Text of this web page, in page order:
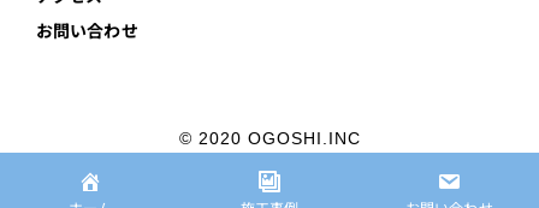
お問い合わせ
© 2020 OGOSHI.INC
プライバシーポリシー